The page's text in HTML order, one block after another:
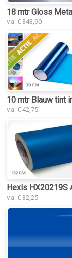
18 mtr Gloss
v.a. € 343,90
10 mtr Blauw tint
v.a. € 42,75
Hexis HX20219S
v.a. € 32,25